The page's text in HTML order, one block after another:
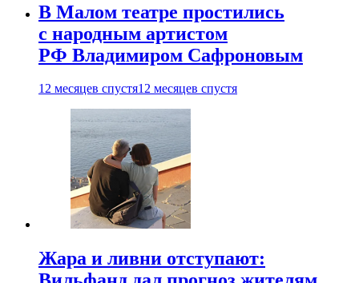
В Малом театре простились
с народным артистом
РФ Владимиром Сафроновым
12 месяцев спустя12 месяцев спустя
Жара и ливни отступают: